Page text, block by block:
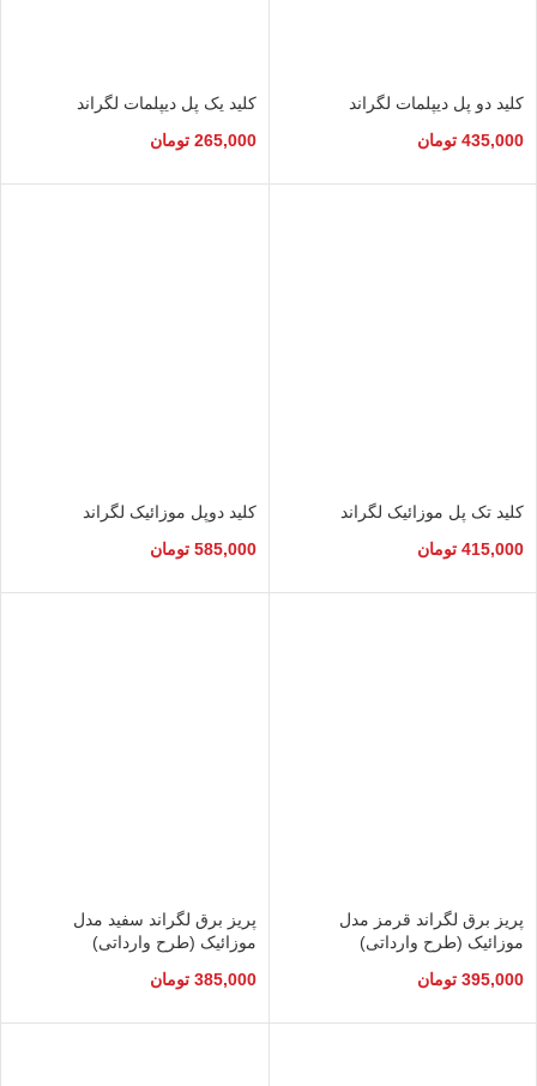
کلید دو پل دیپلمات لگراند
435,000 تومان
کلید یک پل دیپلمات لگراند
265,000 تومان
کلید تک پل موزائیک لگراند
415,000 تومان
کلید دوپل موزائیک لگراند
585,000 تومان
پریز برق لگراند قرمز مدل
موزائیک (طرح وارداتی)
395,000 تومان
پریز برق لگراند سفید مدل
موزائیک (طرح وارداتی)
385,000 تومان